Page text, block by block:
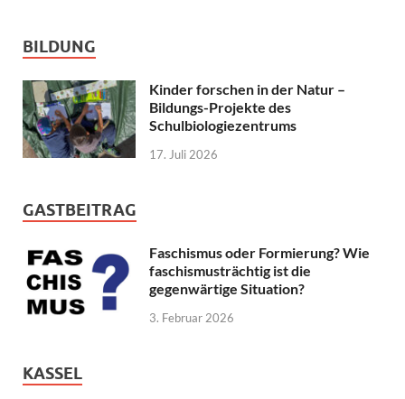
BILDUNG
Kinder forschen in der Natur –
Bildungs-Projekte des
Schulbiologiezentrums
17. Juli 2026
GASTBEITRAG
Faschismus oder Formierung? Wie
faschismusträchtig ist die
gegenwärtige Situation?
3. Februar 2026
KASSEL